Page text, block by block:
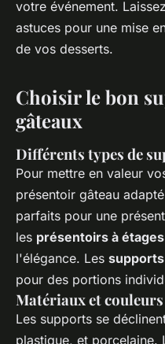
votre événement.
astuces pour une mise
de vos desserts.
Choisir le bon
gâteaux
Différents types de
Pour mettre en valeur
présentoir gâteau
parfaits pour une
les présentoirs à étages
l'élégance. Les
pour des portions
Matériaux et
Les supports se
plastique, et porcelaine.